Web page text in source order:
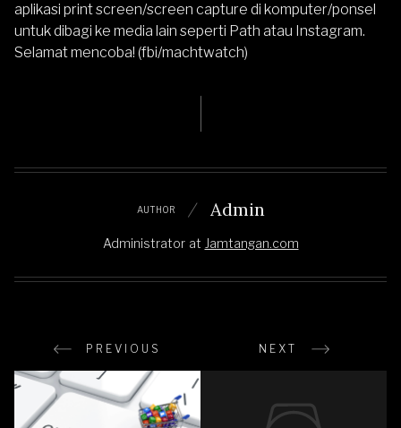
aplikasi print screen/screen capture di komputer/ponsel
untuk dibagi ke media lain seperti Path atau Instagram.
Selamat mencoba! (fbi/machtwatch)
AUTHOR Admin
Administrator at Jamtangan.com
PREVIOUS NEXT